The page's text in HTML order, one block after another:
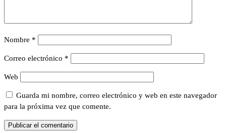
Nombre *
Correo electrónico *
Web
Guarda mi nombre, correo electrónico y web en este navegador
para la próxima vez que comente.